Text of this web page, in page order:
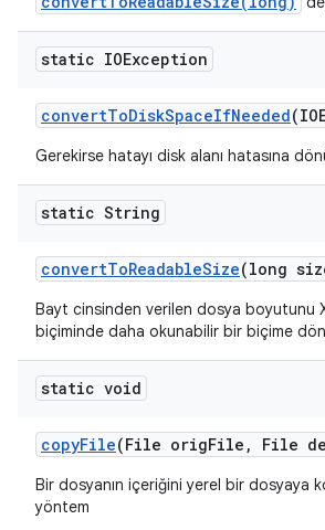
static IOException
convertToDiskSpaceIfNeeded
Gerekirse hatayı disk alanı hatasına
static String
convertToReadableSize(long
Bayt cinsinden verilen dosya boyutunu
biçiminde daha okunabilir bir biçime
static void
copyFile(File origFile , File
Bir dosyanın içeriğini yerel bir dosyaya
yöntem